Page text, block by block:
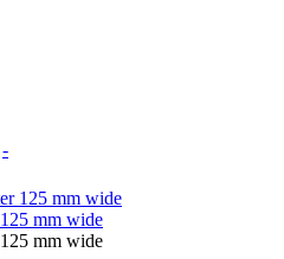
-
mm wide
mm wide